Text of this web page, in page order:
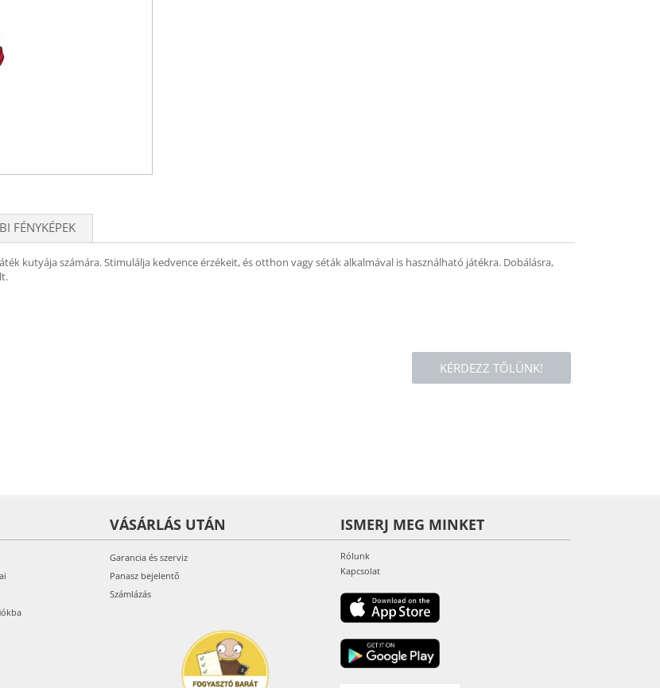
FÉNYKÉPEK
kutyája számára. Stimulálja kedvence érzékeit, és otthon vagy séták alkalmával is használható játékra. Dobálásra,
KÉRDEZZ TŐLÜNK!
VÁSÁRLÁS UTÁN
Garancia és szerviz
Panasz bejelentő
Számlázás
ISMERJ MEG MINKET
Rólunk
Kapcsolat